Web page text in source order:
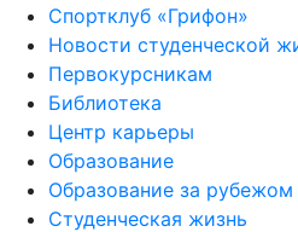
Спортклуб «Грифон»
Новости студенческой
Первокурсникам
Библиотека
Центр карьеры
Образование
Образование за рубежом
Студенческая жизнь